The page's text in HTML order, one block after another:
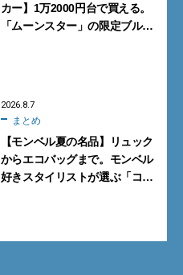
カー】1万2000円台で買える。
「ムーンスター」の限定ブルー
2026.8.7
まとめ
【モンベル夏の名品】リュック
からエコバッグまで。モンベル
好きスタイリストが選ぶ「コス